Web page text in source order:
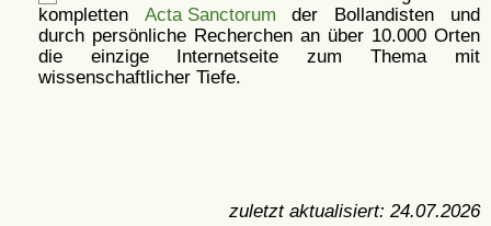
kompletten Acta Sanctorum der Bollandisten und
durch persönliche Recherchen an über 10.000 Orten
die einzige Internetseite zum Thema mit
wissenschaftlicher Tiefe.
zuletzt aktualisiert: 24.07.2026